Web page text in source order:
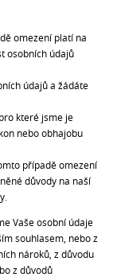
omezení platí na
osobních údajů
údajů a žádáte
které jsme je
nebo obhajobu
případě omezení
důvody na naší
Vaše osobní údaje
souhlasem, nebo z
nároků, z důvodu
z důvodů